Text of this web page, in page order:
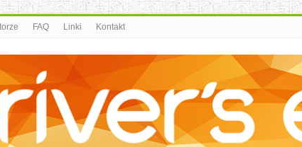
FAQ Linki Kontakt